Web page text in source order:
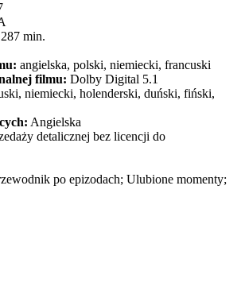
287 min.
angielska, polski, niemiecki, francuski
filmu: Dolby Digital 5.1
niemiecki, holenderski, duński, fiński,
Angielska
detalicznej bez licencji do
po epizodach; Ulubione momenty;